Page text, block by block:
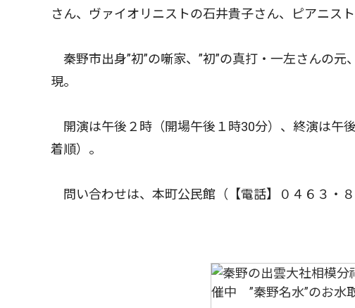
さん、ヴァイオリニストの石井貴子さん、ピアニスト
秦野市出身”初”の噺家、”初”の真打・一左さんの
現。
開演は午後２時（開場午後１時30分）、終演は午
着順）。
問い合わせは、本町公民館（【電話】０４６３・８